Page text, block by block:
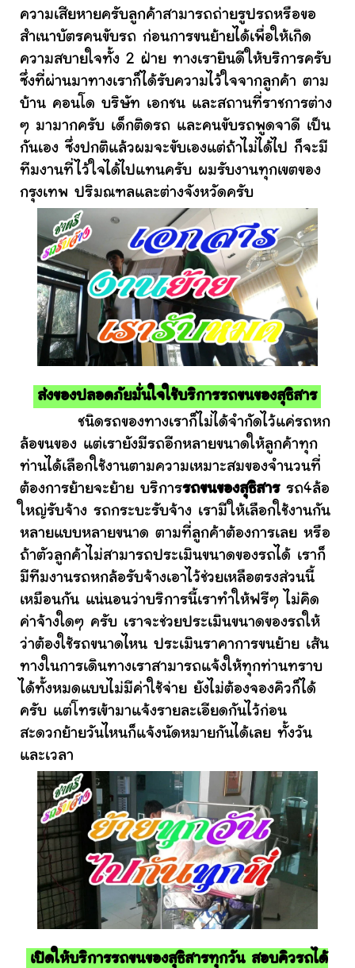
ความเสียหายครับลูกค้าสามารถถ่ายรูปรถหรือขอ
สำเนาบัตรคนขับรถ ก่อนการขนย้ายได้เพื่อให้เกิด
ความสบายใจทั้ง 2 ฝ่าย ทางเรายินดีให้บริการครับ
ซึ่งที่ผ่านมาทางเราก็ได้รับความไว้ใจจากลูกค้า ตาม
บ้าน คอนโด บริษัท เอกชน และสถานที่ราชการต่าง
ๆ มามากครับ เด็กติดรถ และคนขับรถพูดจาดี เป็น
กันเอง ซึ่งปกติแล้วผมจะขับเองแต่ถ้าไม่ได้ไป ก็จะมี
ทีมงานที่ไว้ใจได้ไปแทนครับ ผมรับงานทุกเขตของ
กรุงเทพ ปริมณฑลและต่างจังหวัดครับ
ส่งของปลอดภัยมั่นใจใช้บริการรถขนของสุธิสาร
ชนิดรถของทางเราก็ไม่ได้จำกัดไว้แค่รถหก
ล้อขนของ แต่เรายังมีรถอีกหลายขนาดให้ลูกค้าทุก
ท่านได้เลือกใช้งานตามความเหมาะสมของจำนวนที่
ต้องการย้ายจะย้าย บริการรถขนของสุธิสารรถ4ล้อ
ใหญ่รับจ้าง รถกระบะรับจ้าง เรามีให้เลือกใช้งานกัน
หลายแบบหลายขนาด ตามที่ลูกค้าต้องการเลย หรือ
ถ้าตัวลูกค้าไม่สามารถประเมินขนาดของรถได้ เราก็
มีทีมงานรถหกล้อรับจ้างเอาไว้ช่วยเหลือตรงส่วนนี้
เหมือนกัน แน่นอนว่าบริการนี้เราทำให้ฟรีๆ ไม่คิด
ค่าจ้างใดๆ ครับ เราจะช่วยประเมินขนาดของรถให้
ว่าต้องใช้รถขนาดไหน ประเมินราคาการขนย้าย เส้น
ทางในการเดินทางเราสามารถแจ้งให้ทุกท่านทราบ
ได้ทั้งหมดแบบไม่มีค่าใช้จ่าย ยังไม่ต้องจองคิวก็ได้
ครับ แต่โทรเข้ามาแจ้งรายละเอียดกันไว้ก่อน
สะดวกย้ายวันไหนก็แจ้งนัดหมายกันได้เลย ทั้งวัน
และเวลา
เปิดให้บริการรถขนของสุธิสารทุกวัน สอบคิวรถได้